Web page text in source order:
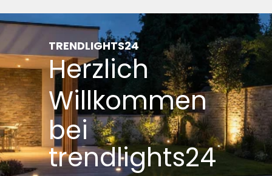
TRENDLIGHTS24
Herzlich
Willkommen
bei
trendlights24